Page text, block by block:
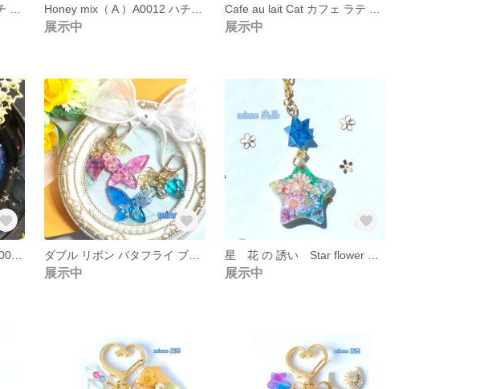
展示中 展示中
蒼 月 に 連なる 星 蓄光 A0001 キーホルダー プレゼント ギフト ムーン
展示中 展示中